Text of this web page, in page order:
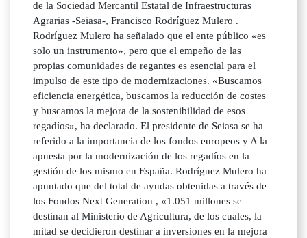
de la Sociedad Mercantil Estatal de Infraestructuras
Agrarias -Seiasa-, Francisco Rodríguez Mulero .
Rodríguez Mulero ha señalado que el ente público «es
solo un instrumento», pero que el empeño de las
propias comunidades de regantes es esencial para el
impulso de este tipo de modernizaciones. «Buscamos
eficiencia energética, buscamos la reducción de costes
y buscamos la mejora de la sostenibilidad de esos
regadíos», ha declarado. El presidente de Seiasa se ha
referido a la importancia de los fondos europeos y A la
apuesta por la modernización de los regadíos en la
gestión de los mismo en España. Rodríguez Mulero ha
apuntado que del total de ayudas obtenidas a través de
los Fondos Next Generation , «1.051 millones se
destinan al Ministerio de Agricultura, de los cuales, la
mitad se decidieron destinar a inversiones en la mejora